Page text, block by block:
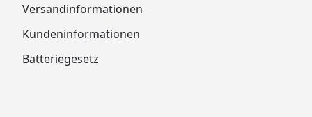
Versandinformationen
Kundeninformationen
Batteriegesetz